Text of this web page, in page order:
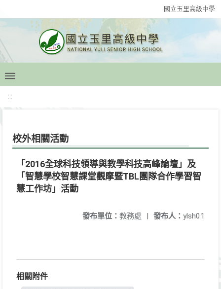
國立玉里高級中學
:::
校外相關活動
「2016全球科技領導與教學科技高峰論壇」及
「智慧學校智慧課堂觀摩暨TBL團隊合作學習智
慧工作坊」活動
發布人： ylsh01
發布單位： 教務處 |
相關附件